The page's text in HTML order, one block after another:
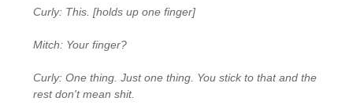
Curly: This. [holds up one finger]
Mitch: Your finger?
Curly: One thing. Just one thing. You stick to that and the
rest don't mean shit.